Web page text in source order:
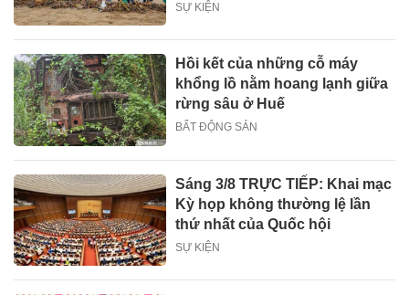
SỰ KIỆN
Hồi kết của những cỗ máy
khổng lồ nằm hoang lạnh giữa
rừng sâu ở Huế
BẤT ĐỘNG SẢN
Sáng 3/8 TRỰC TIẾP: Khai mạc
Kỳ họp không thường lệ lần
thứ nhất của Quốc hội
SỰ KIỆN